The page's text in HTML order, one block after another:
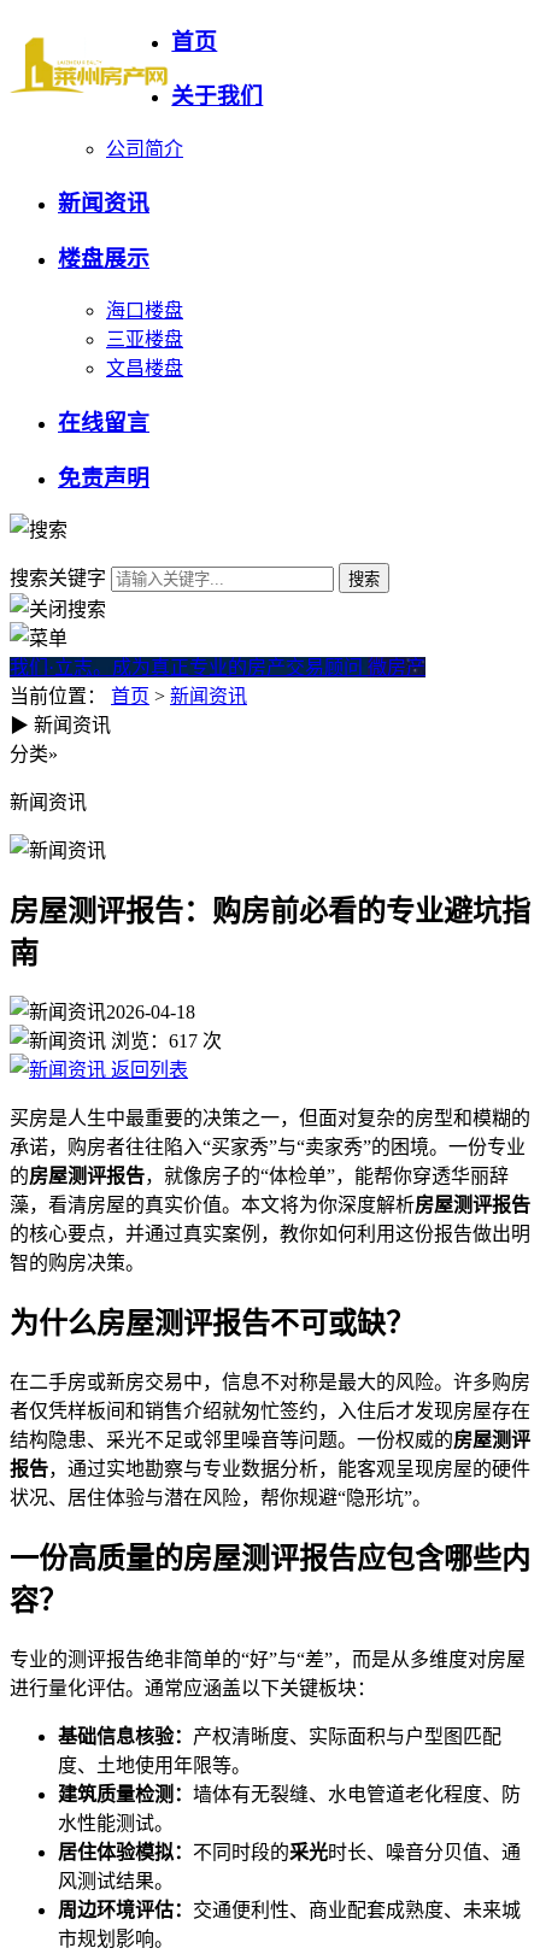
首页
关于我们
公司简介
新闻资讯
楼盘展示
海口楼盘
三亚楼盘
文昌楼盘
在线留言
免责声明
搜索关键字
我们·立志。成为真正专业的房产交易顾问 微房产
当前位置： 首页 > 新闻资讯
房屋测评报告：购房前必看的
▶ 新闻资讯
分类»
新闻资讯
房屋测评报告：购房前必看的专业避坑指
南
2026-04-18
浏览： 617 次
返回列表
买房是人生中最重要的决策之一，但面对复杂的房型和模糊的
承诺，购房者往往陷入“买家秀”与“卖家秀”的困境。一份专业
的房屋测评报告，就像房子的“体检单”，能帮你穿透华丽辞
藻，看清房屋的真实价值。本文将为你深度解析房屋测评报告
的核心要点，并通过真实案例，教你如何利用这份报告做出明
智的购房决策。
为什么房屋测评报告不可或缺？
在二手房或新房交易中，信息不对称是最大的风险。许多购房
者仅凭样板间和销售介绍就匆忙签约，入住后才发现房屋存在
结构隐患、采光不足或邻里噪音等问题。一份权威的房屋测评
报告，通过实地勘察与专业数据分析，能客观呈现房屋的硬件
状况、居住体验与潜在风险，帮你规避“隐形坑”。
一份高质量的房屋测评报告应包含哪些内
容？
专业的测评报告绝非简单的“好”与“差”，而是从多维度对房屋
进行量化评估。通常应涵盖以下关键板块：
基础信息核验： 产权清晰度、实际面积与户型图匹配
度、土地使用年限等。
建筑质量检测： 墙体有无裂缝、水电管道老化程度、防
水性能测试。
居住体验模拟： 不同时段的采光时长、噪音分贝值、通
风测试结果。
周边环境评估： 交通便利性、商业配套成熟度、未来城
市规划影响。